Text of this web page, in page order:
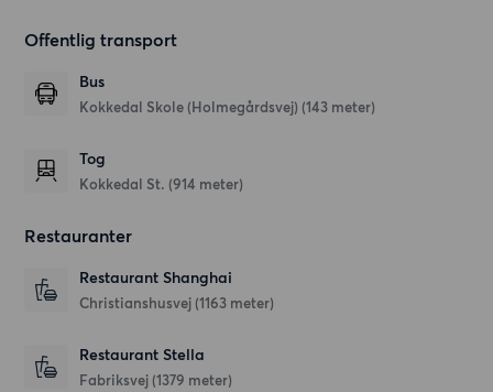
Offentlig transport
Bus
Kokkedal Skole (Holmegårdsvej) (143 meter)
Tog
Kokkedal St. (914 meter)
Restauranter
Restaurant Shanghai
Christianshusvej (1163 meter)
Restaurant Stella
Fabriksvej (1379 meter)